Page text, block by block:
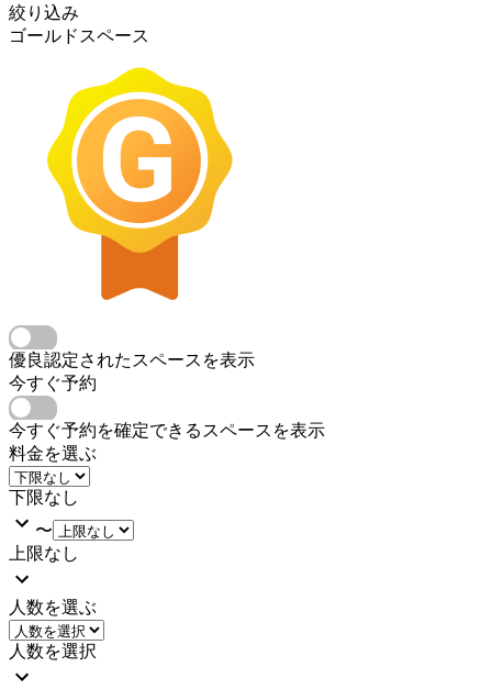
絞り込み
ゴールドスペース
優良認定されたスペースを表示
今すぐ予約
今すぐ予約を確定できるスペースを表示
料金を選ぶ
下限なし
〜
上限なし
人数を選ぶ
人数を選択